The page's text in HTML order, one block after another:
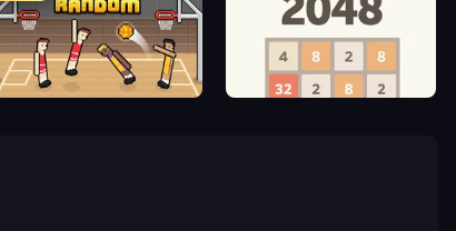
Basket Random